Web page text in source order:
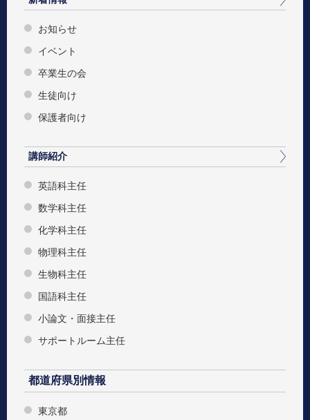
お知らせ
イベント
卒業生の会
生徒向け
保護者向け
講師紹介
英語科主任
数学科主任
化学科主任
物理科主任
生物科主任
国語科主任
小論文・面接主任
サポートルーム主任
都道府県別情報
東京都